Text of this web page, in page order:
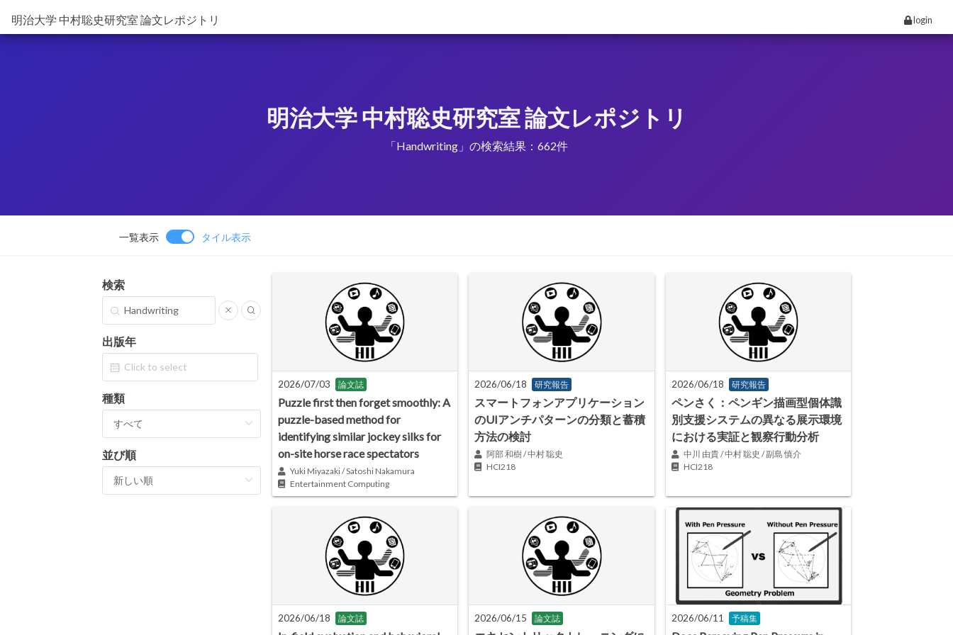
明治大学 中村聡史研究室 論文レポジトリ login
明治大学 中村聡史研究室 論文レポジトリ
「Handwriting」の検索結果：662件
一覧表示 タイル表示
検索
出版年
種類
並び順
2026/07/03 論文誌
Puzzle first then forget smoothly: A
puzzle-based method for
identifying similar jockey silks for
on-site horse race spectators
Yuki Miyazaki / Satoshi Nakamura
Entertainment Computing
2026/06/18 研究報告
スマートフォンアプリケーション
のUIアンチパターンの分類と蓄積
方法の検討
阿部 和樹 / 中村 聡史
HCI218
2026/06/18 研究報告
ペンさく：ペンギン描画型個体識
別支援システムの異なる展示環境
における実証と観察行動分析
中川 由貴 / 中村 聡史 / 副島 慎介
HCI218
2026/06/18 論文誌 2026/06/15 論文誌 2026/06/11 予稿集